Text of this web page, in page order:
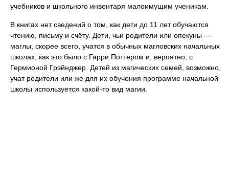
учебников и школьного инвентаря малоимущим ученикам.
В книгах нет сведений о том, как дети до 11 лет обучаются
чтению, письму и счёту. Дети, чьи родители или опекуны —
маглы, скорее всего, учатся в обычных магловских начальных
школах, как это было с Гарри Поттером и, вероятно, с
Гермионой Грэйнджер. Детей из магических семей, возможно,
учат родители или же для их обучения программе начальной
школы используется какой-то вид магии.